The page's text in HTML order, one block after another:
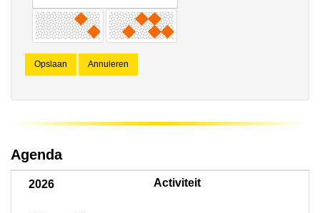
Opslaan Annuleren
Agenda
2026 Activiteit